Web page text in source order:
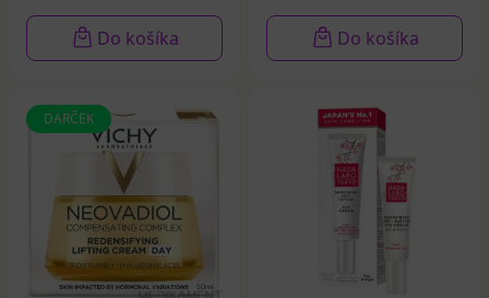
Do košíka Do košíka
DARČEK